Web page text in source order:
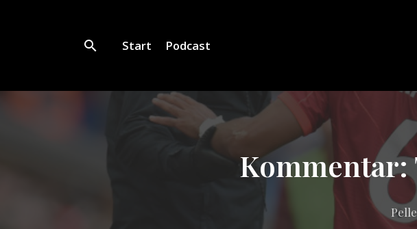
Start Podcast
Kommentar:
Pelle